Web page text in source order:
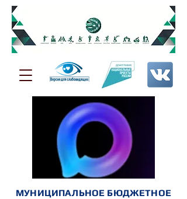
МУНИЦИПАЛЬНОЕ БЮДЖЕТНОЕ